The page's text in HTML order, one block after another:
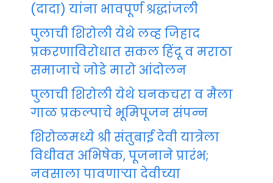
(दादा) यांना भावपूर्ण श्रद्धांजली
पुलाची शिरोली येथे लव्ह जिहाद
प्रकरणाविरोधात सकल हिंदू व मराठा
समाजाचे जोडे मारो आंदोलन
पुलाची शिरोली येथे घनकचरा व मैला
गाळ प्रकल्पाचे भूमिपूजन संपन्न
शिरोळमध्ये श्री संतुबाई देवी यात्रेला
विधीवत अभिषेक, पूजनाने प्रारंभ;
नवसाला पावणाऱ्या देवीच्या